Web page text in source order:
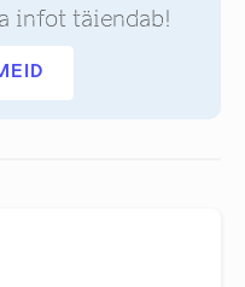
infot täiendab!